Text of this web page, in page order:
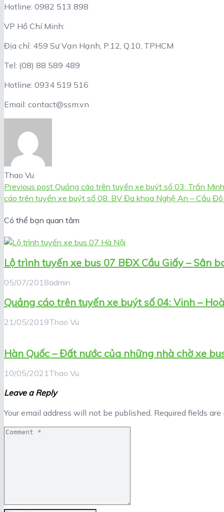
Hotline: 0982 513 898
VP Hồ Chí Minh:
Địa chỉ: 459 Sư Vạn Hạnh, P.12, Q.10, TPHCM
Tel: (08) 88 589 489
Hotline: 0934 519 516
Email: contact@ssm.vn
Thao Vu
Previous post Quảng cáo trên tuyến xe buýt số 03: Trần
cáo trên tuyến xe buýt số 08: BV Đa khoa Nghệ An – Cầu
Có thể bạn quan tâm
Lộ trình tuyến xe bus 07 BĐX Cầu Giấy – Sân
05/07/2018admin
Quảng cáo trên tuyến xe buýt số 04: Vinh –
21/05/2019Thao Vu
Hàn Quốc – Đất nước của những nhà chờ xe
10/05/2021Thao Vu
Leave a Reply
Your email address will not be published. Required fields